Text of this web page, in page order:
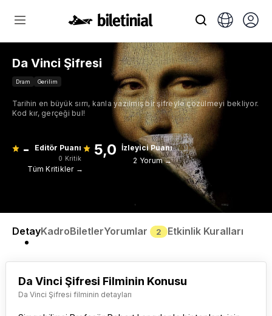
Da Vinci Şifresi
Dram Gerilim
Tarihin en büyük sırrı, kanla yazılmış bir şifreyle çözülmeyi bekliyor.
Kod kır, gerçeği bul!
- Editör Puanı
0 Kritik
Tüm Kritikler →
5,0 İzleyici Puanı
2 Yorum →
DetayKadroBiletlerYorumlar 2 Etkinlik Kuralları
Da Vinci Şifresi Filminin Konusu
Da Vinci Şifresi filminin detayları